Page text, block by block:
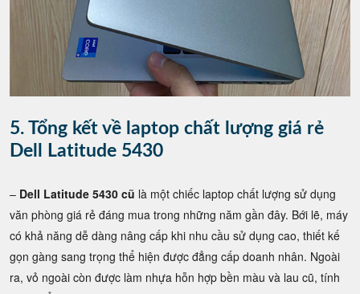
5. Tổng kết về laptop chất lượng giá rẻ
Dell Latitude 5430
– Dell Latitude 5430 cũ là một chiếc laptop chất lượng sử dụng
văn phòng giá rẻ đáng mua trong những năm gần đây. Bới lẽ, máy
có khả năng dễ dàng nâng cấp khi nhu cầu sử dụng cao, thiết kế
gọn gàng sang trọng thể hiện được đẳng cấp doanh nhân. Ngoài
ra, vỏ ngoài còn được làm nhựa hỗn hợp bền màu và lau cũ, tính